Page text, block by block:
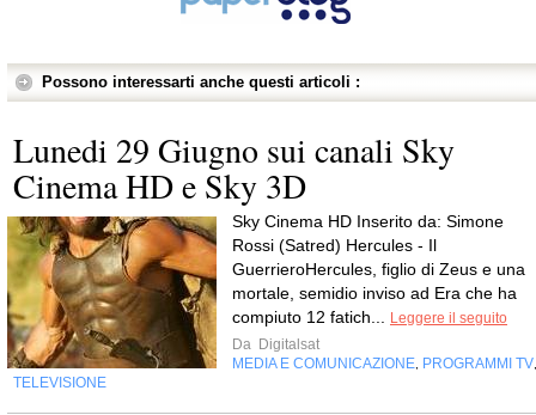
Possono interessarti anche questi articoli :
Lunedi 29 Giugno sui canali Sky
Cinema HD e Sky 3D
Sky Cinema HD Inserito da: Simone
Rossi (Satred) Hercules - Il
GuerrieroHercules, figlio di Zeus e una
mortale, semidio inviso ad Era che ha
compiuto 12 fatich...
Leggere il seguito
Da Digitalsat
MEDIA E COMUNICAZIONE PROGRAMMI TV
TELEVISIONE